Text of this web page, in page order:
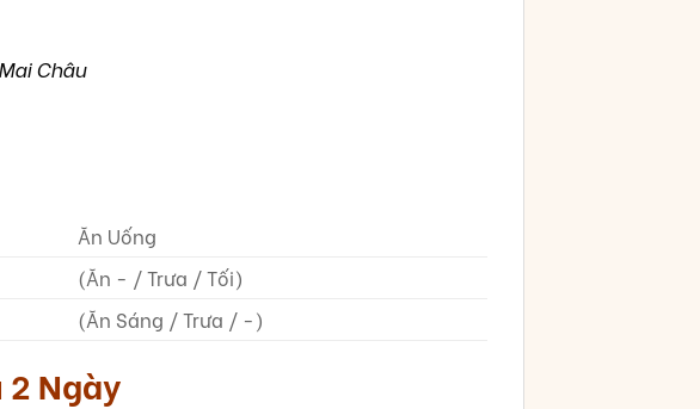
Châu
Ăn Uống
(Ăn - / Trưa / Tối)
(Ăn Sáng / Trưa / -)
2 Ngày